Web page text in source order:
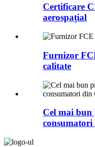
Certificare
aerospațial
Furnizor
calitate
Cel mai